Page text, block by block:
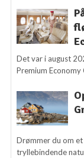
Det var i august
Premium Economy
Drømmer du om
tryllebindende